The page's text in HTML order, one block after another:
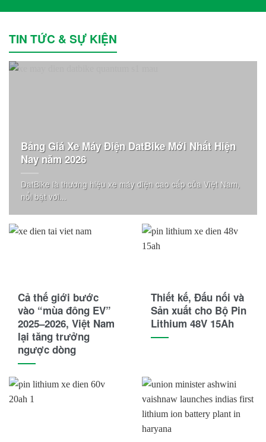
TIN TỨC & SỰ KIỆN
Bảng Giá Xe Máy Điện DatBike Mới Nhất Hiện
Nay năm 2026
DatBike là thương hiệu xe máy điện cao cấp của Việt Nam,
nổi bật với...
Cả thế giới bước
vào “mùa đông EV”
2025–2026, Việt Nam
lại tăng trưởng
ngược dòng
Thiết kế, Đấu nối và
Sản xuất cho Bộ Pin
Lithium 48V 15Ah